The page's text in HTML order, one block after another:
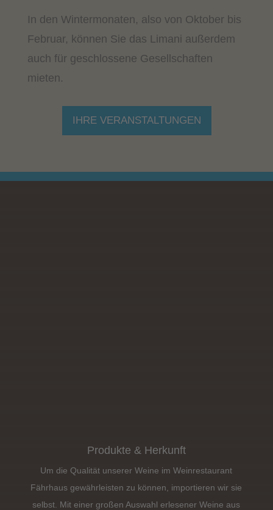
In den Wintermonaten, also von Oktober bis
Februar, können Sie das Limani außerdem
auch für geschlossene Gesellschaften
mieten.
IHRE VERANSTALTUNGEN
Produkte & Herkunft
Um die Qualität unserer Weine im Weinrestaurant
Fährhaus gewährleisten zu können, importieren wir sie
selbst. Mit einer großen Auswahl erlesener Weine aus